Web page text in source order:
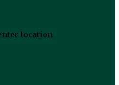
location